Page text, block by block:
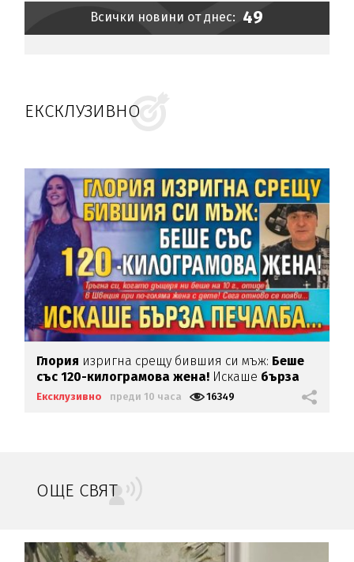
Всички новини от днес: 49
ЕКСКЛУЗИВНО
Глория изригна срещу бившия си мъж: Беше
със 120-килограмова жена! Искаше бърза
печалба...
Ексклузивно преди 10 часа 16349
ОЩЕ СВЯТ